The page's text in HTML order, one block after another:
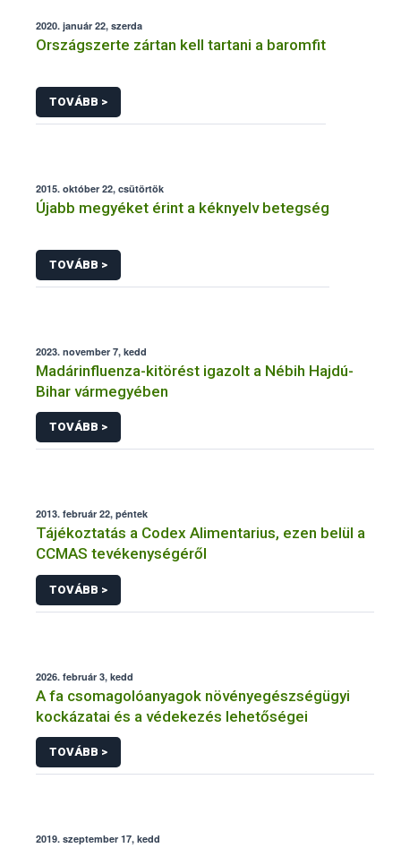
2020. január 22, szerda
Országszerte zártan kell tartani a baromfit
TOVÁBB >
2015. október 22, csütörtök
Újabb megyéket érint a kéknyelv betegség
TOVÁBB >
2023. november 7, kedd
Madárinfluenza-kitörést igazolt a Nébih Hajdú-
Bihar vármegyében
TOVÁBB >
2013. február 22, péntek
Tájékoztatás a Codex Alimentarius, ezen belül a
CCMAS tevékenységéről
TOVÁBB >
2026. február 3, kedd
A fa csomagolóanyagok növényegészségügyi
kockázatai és a védekezés lehetőségei
TOVÁBB >
2019. szeptember 17, kedd